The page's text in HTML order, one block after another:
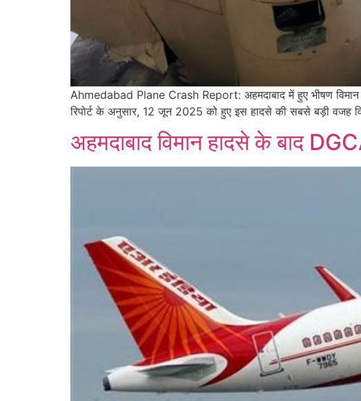
Ahmedabad Plane Crash Report: अहमदाबाद में हुए भीषण विमान
रिपोर्ट के अनुसार, 12 जून 2025 को हुए इस हादसे की सबसे बड़ी वजह
अहमदाबाद विमान हादसे के बाद